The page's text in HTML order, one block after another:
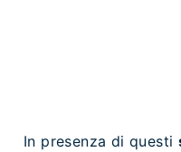
In presenza di questi